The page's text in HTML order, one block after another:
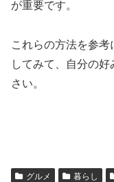
が重要です。
これらの方法を参
してみて、自分の
さい。
グルメ 暮らし